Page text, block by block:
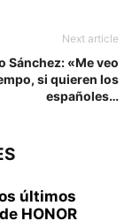
Next article
Sánchez: «Me veo
si quieren los
españoles…
últimos
HONOR